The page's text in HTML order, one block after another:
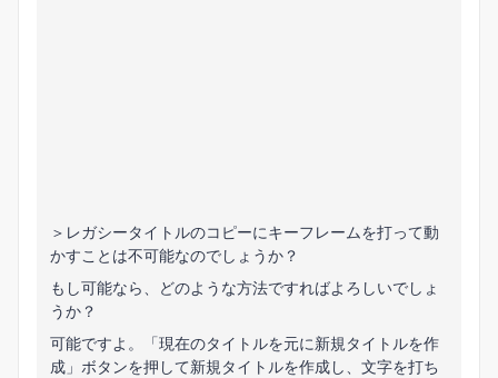
＞レガシータイトルのコピーにキーフレームを打って動
かすことは不可能なのでしょうか？
もし可能なら、どのような方法ですればよろしいでしょ
うか？
可能ですよ。
「現在のタイトルを元に新規タイトルを作
成」ボタンを押して新規タイトルを作成し、文字を打ち